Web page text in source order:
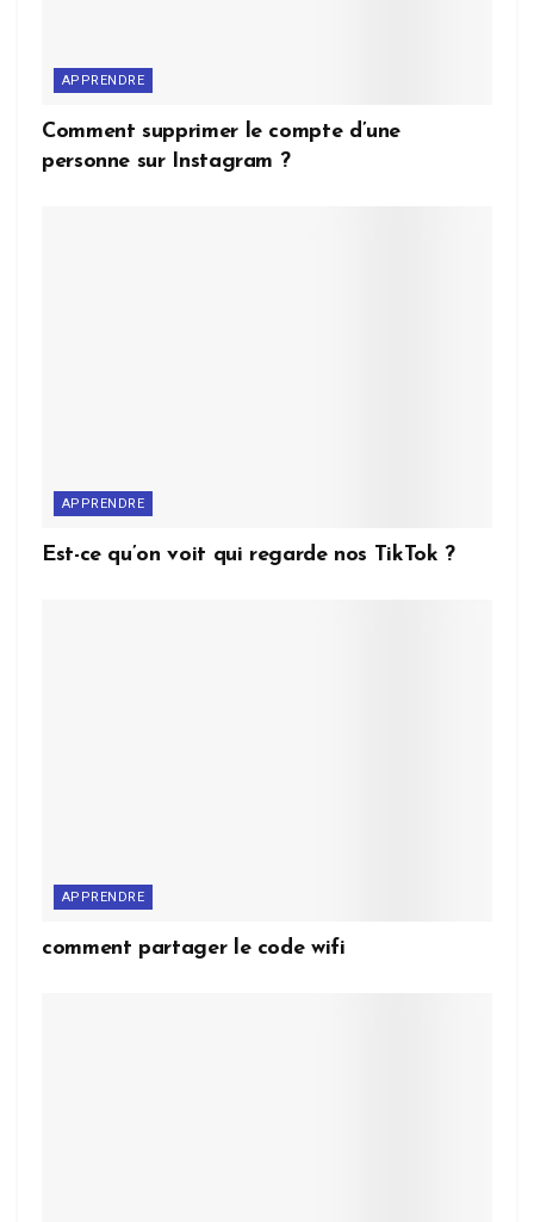
APPRENDRE
Comment supprimer le compte d’une
personne sur Instagram ?
APPRENDRE
Est-ce qu’on voit qui regarde nos TikTok ?
APPRENDRE
comment partager le code wifi